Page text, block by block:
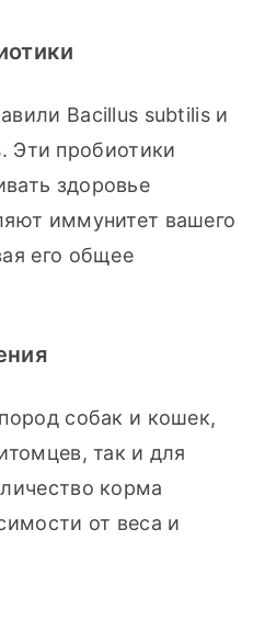
Bacillus subtilis и
Эти пробиотики
здоровье
иммунитет вашего
его общее
собак и кошек,
так и для
корма
от веса и